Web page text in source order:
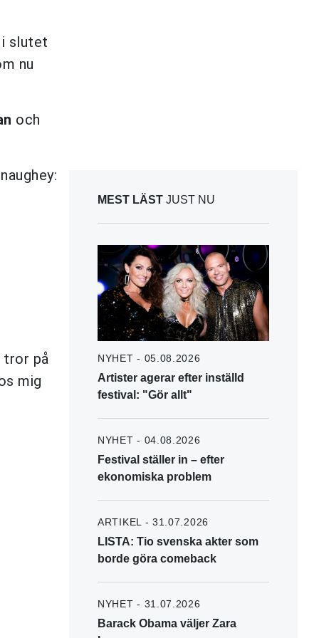
slutet
nu
och
tror på
mig
MEST LÄST JUST NU
NYHET - 05.08.2026
Artister agerar efter inställd
festival: "Gör allt"
NYHET - 04.08.2026
Festival ställer in – efter
ekonomiska problem
ARTIKEL - 31.07.2026
LISTA: Tio svenska akter som
borde göra comeback
NYHET - 31.07.2026
Barack Obama väljer Zara